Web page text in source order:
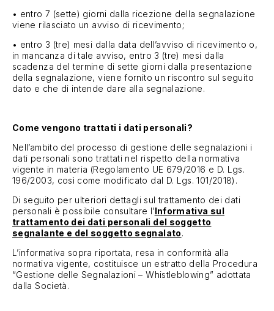
• entro 7 (sette) giorni dalla ricezione della segnalazione
viene rilasciato un avviso di ricevimento;
• entro 3 (tre) mesi dalla data dell’avviso di ricevimento o,
in mancanza di tale avviso, entro 3 (tre) mesi dalla
scadenza del termine di sette giorni dalla presentazione
della segnalazione, viene fornito un riscontro sul seguito
dato e che di intende dare alla segnalazione.
Come vengono trattati i dati personali?
Nell’ambito del processo di gestione delle segnalazioni i
dati personali sono trattati nel rispetto della normativa
vigente in materia (Regolamento UE 679/2016 e D. Lgs.
196/2003, così come modificato dal D. Lgs. 101/2018).
Di seguito per ulteriori dettagli sul trattamento dei dati
personali è possibile consultare l’Informativa sul
trattamento dei dati personali del soggetto
segnalante e del soggetto segnalato.
L’informativa sopra riportata, resa in conformità alla
normativa vigente, costituisce un estratto della Procedura
“Gestione delle Segnalazioni – Whistleblowing” adottata
dalla Società.